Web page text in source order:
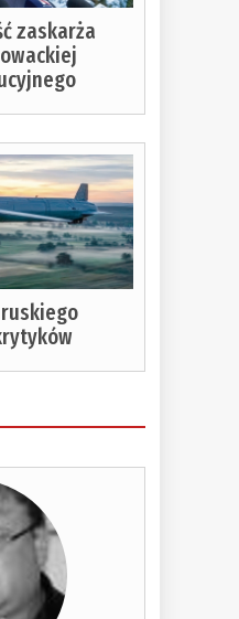
zaskarża